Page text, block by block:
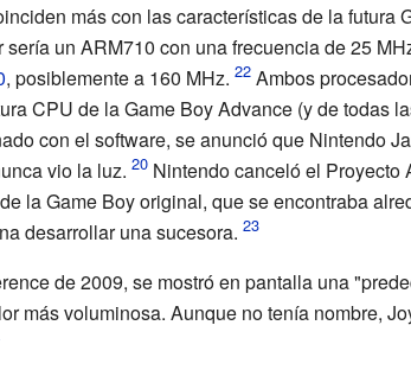
más con las características de la futura
un ARM710 con una frecuencia de 25
, posiblemente a 160 MHz.
Ambos
CPU de la Game Boy Advance (y de todas
con el software, se anunció que Nintendo
vio la luz.
Nintendo canceló el Proyecto
la Game Boy original, que se encontraba
desarrollar una sucesora.
de 2009, se mostró en pantalla una
más voluminosa. Aunque no tenía nombre,